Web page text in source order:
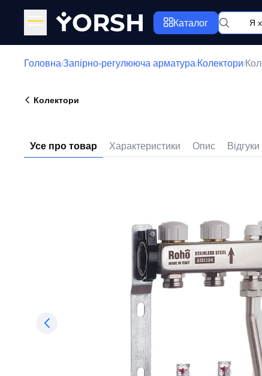
YORSH Каталог
Головна/Запірно-регулююча арматура/Колектори/
Колектори
Усе про товар Характеристики Опис